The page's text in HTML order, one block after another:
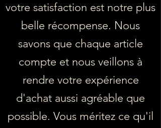
votre satisfaction est notre plus
belle récompense. Nous
savons que chaque article
compte et nous veillons à
rendre votre expérience
d'achat aussi agréable que
possible. Vous méritez ce qu'il